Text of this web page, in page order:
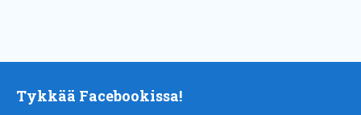
Tykkää Facebookissa!